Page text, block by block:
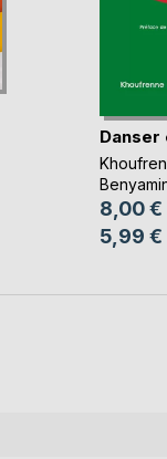
Danser
8,00 €
5,99 €